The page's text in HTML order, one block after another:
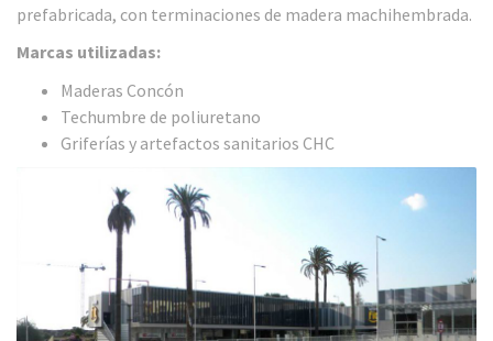
prefabricada, con terminaciones de madera machihembrada.
Marcas utilizadas:
Maderas Concón
Techumbre de poliuretano
Griferías y artefactos sanitarios CHC